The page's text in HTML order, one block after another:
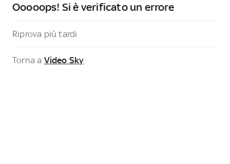
Ooooops! Si è verificato un errore
Riprova più tardi
Torna a Video Sky